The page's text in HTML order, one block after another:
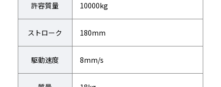
許容質量 10000kg
ストローク 180mm
駆動速度 8mm/s